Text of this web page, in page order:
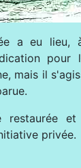
a eu lieu,
pour
mais il
restaurée
privée.